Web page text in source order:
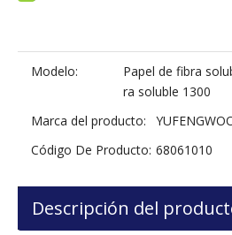
Modelo:
Papel de fibra
ra soluble 1300
Marca del producto:
Código De Producto: 68061010
Descripción del